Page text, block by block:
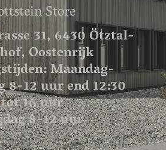
Store
31, 6430 Ötztal-
Oostenrijk
Maandag-
8-12 uur end 12:30
tot 16 uur
8-12 uur